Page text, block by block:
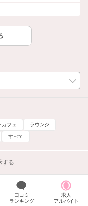
カフェ ラウンジ
すべて
する
口コミ
ランキング
求人
アルバイト